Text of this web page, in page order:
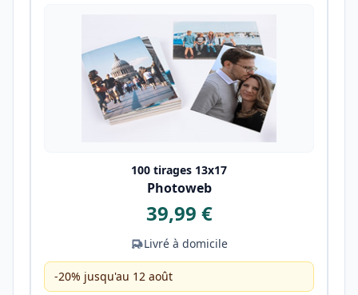
100 tirages 13x17
Photoweb
39,99 €
Livré à domicile
-20% jusqu'au 12 août